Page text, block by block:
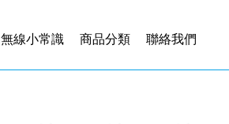
無線小常識 商品分類 聯絡我們